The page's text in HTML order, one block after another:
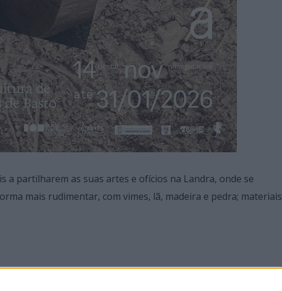
a partilharem as suas artes e ofícios na Landra, onde se
mais rudimentar, com vimes, lã, madeira e pedra; materiais